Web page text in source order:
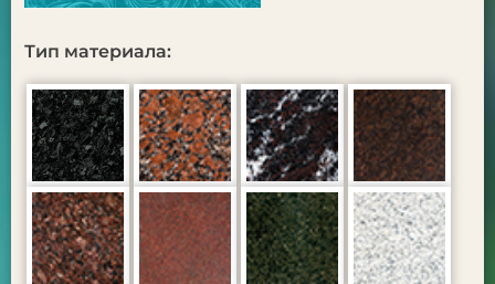
Тип материала: